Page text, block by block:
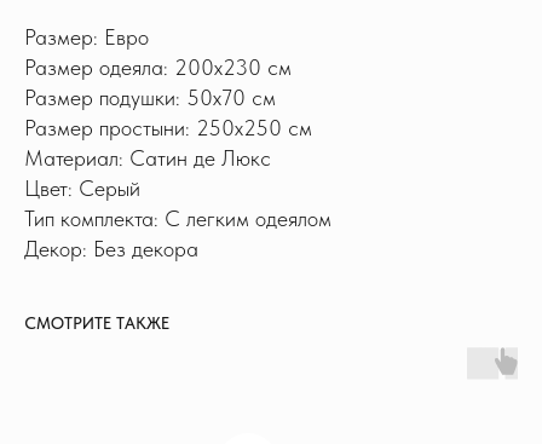
Размер: Евро
Размер одеяла: 200х230 см
Размер подушки: 50x70 см
Размер простыни: 250х250 см
Материал: Сатин де Люкс
Цвет: Серый
Тип комплекта: С легким одеялом
Декор: Без декора
СМОТРИТЕ ТАКЖЕ